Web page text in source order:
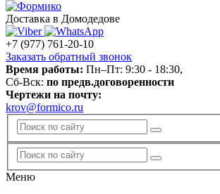
Доставка в Домодедове
+7 (977) 761-20-10
Заказать обратный звонок
Время работы: Пн–Пт: 9:30 - 18:30,
Сб-Вск: по предв.договоренности
Чертежи на почту:
krov@formico.ru
Меню